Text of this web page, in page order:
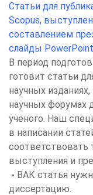
Cтатьи для
Scopus,
составлением
слайды PowerPoint
В период
готовит статьи
научных
научных форумах
ученого. Наш
в написании
соответствовать
выступления и
- ВАК статья
диссертацию.